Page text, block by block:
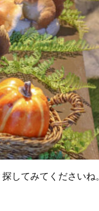
してみてくださいね。